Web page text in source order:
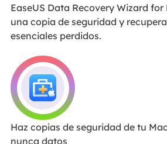
EaseUS Data Recovery Wizard
una copia de seguridad y
esenciales perdidos.
Haz copias de seguridad de tu
nunca datos